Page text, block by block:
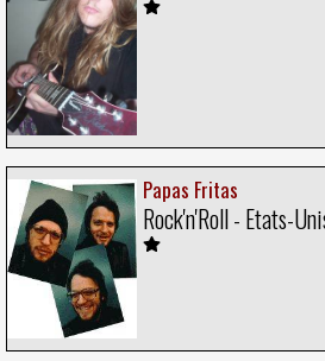
Papas Fritas
Rock'n'Roll - Etats-